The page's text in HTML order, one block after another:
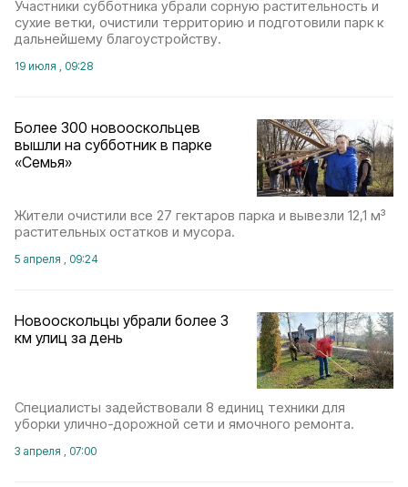
Участники субботника убрали сорную растительность и
сухие ветки, очистили территорию и подготовили парк к
дальнейшему благоустройству.
19 июля , 09:28
Более 300 новооскольцев
вышли на субботник в парке
«Семья»
Жители очистили все 27 гектаров парка и вывезли 12,1 м³
растительных остатков и мусора.
5 апреля , 09:24
Новооскольцы убрали более 3
км улиц за день
Специалисты задействовали 8 единиц техники для
уборки улично-дорожной сети и ямочного ремонта.
3 апреля , 07:00